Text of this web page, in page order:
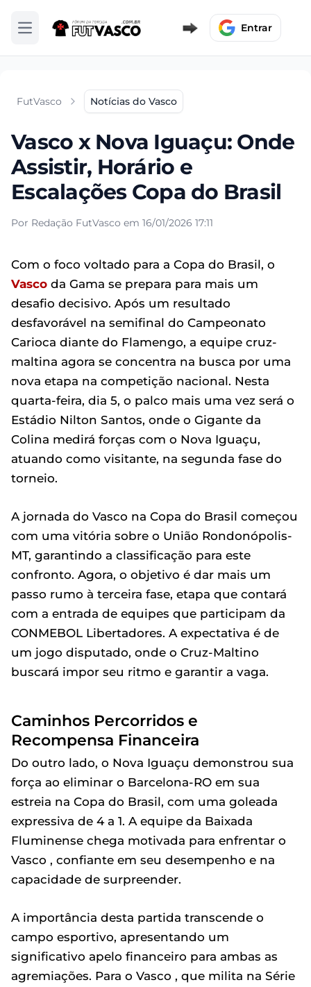
Abrir menu Entrar
FutVasco Notícias do Vasco
Vasco x Nova Iguaçu: Onde
Assistir, Horário e
Escalações Copa do Brasil
Por Redação FutVasco em 16/01/2026 17:11
Com o foco voltado para a Copa do Brasil, o
Vasco da Gama se prepara para mais um
desafio decisivo. Após um resultado
desfavorável na semifinal do Campeonato
Carioca diante do Flamengo, a equipe cruz-
maltina agora se concentra na busca por uma
nova etapa na competição nacional. Nesta
quarta-feira, dia 5, o palco mais uma vez será o
Estádio Nilton Santos, onde o Gigante da
Colina medirá forças com o Nova Iguaçu,
atuando como visitante, na segunda fase do
torneio.
A jornada do Vasco na Copa do Brasil começou
com uma vitória sobre o União Rondonópolis-
MT, garantindo a classificação para este
confronto. Agora, o objetivo é dar mais um
passo rumo à terceira fase, etapa que contará
com a entrada de equipes que participam da
CONMEBOL Libertadores. A expectativa é de
um jogo disputado, onde o Cruz-Maltino
buscará impor seu ritmo e garantir a vaga.
Caminhos Percorridos e
Recompensa Financeira
Do outro lado, o Nova Iguaçu demonstrou sua
força ao eliminar o Barcelona-RO em sua
estreia na Copa do Brasil, com uma goleada
expressiva de 4 a 1. A equipe da Baixada
Fluminense chega motivada para enfrentar o
Vasco , confiante em seu desempenho e na
capacidade de surpreender.
A importância desta partida transcende o
campo esportivo, apresentando um
significativo apelo financeiro para ambas as
agremiações. Para o Vasco , que milita na Série